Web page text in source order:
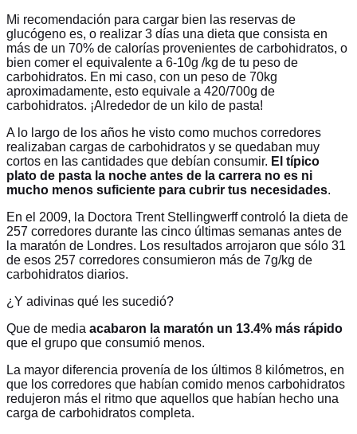
Mi recomendación para cargar bien las reservas de
glucógeno es, o realizar 3 días una dieta que consista en
más de un 70% de calorías provenientes de carbohidratos, o
bien comer el equivalente a 6-10g /kg de tu peso de
carbohidratos. En mi caso, con un peso de 70kg
aproximadamente, esto equivale a 420/700g de
carbohidratos. ¡Alrededor de un kilo de pasta!
A lo largo de los años he visto como muchos corredores
realizaban cargas de carbohidratos y se quedaban muy
cortos en las cantidades que debían consumir. El típico
plato de pasta la noche antes de la carrera no es ni
mucho menos suficiente para cubrir tus necesidades.
En el 2009, la Doctora Trent Stellingwerff controló la dieta de
257 corredores durante las cinco últimas semanas antes de
la maratón de Londres. Los resultados arrojaron que sólo 31
de esos 257 corredores consumieron más de 7g/kg de
carbohidratos diarios.
¿Y adivinas qué les sucedió?
Que de media acabaron la maratón un 13.4% más rápido
que el grupo que consumió menos.
La mayor diferencia provenía de los últimos 8 kilómetros, en
que los corredores que habían comido menos carbohidratos
redujeron más el ritmo que aquellos que habían hecho una
carga de carbohidratos completa.